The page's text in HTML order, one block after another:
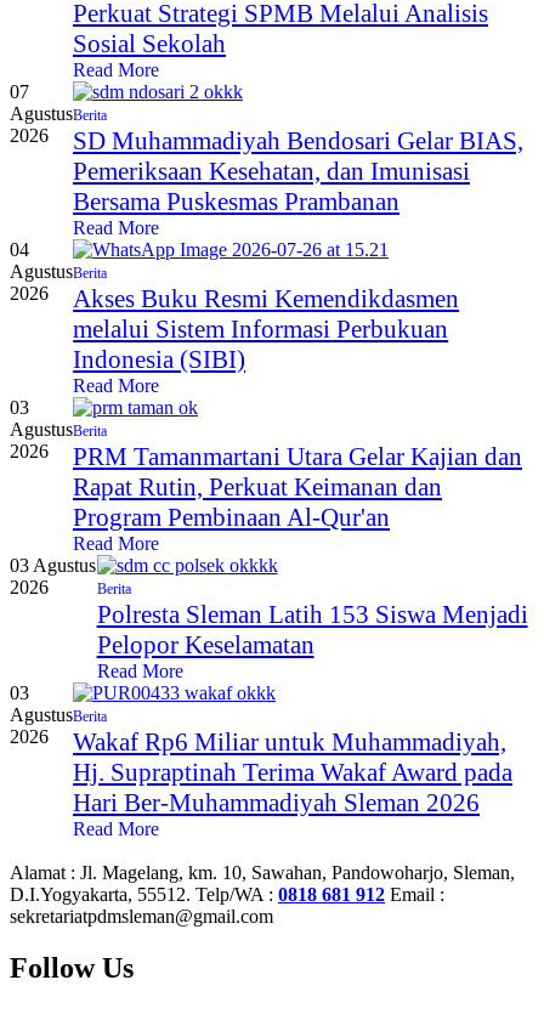
Perkuat Strategi SPMB Melalui Analisis
Sosial Sekolah
Read More
07
Agustus
2026
Berita
SD Muhammadiyah Bendosari Gelar BIAS,
Pemeriksaan Kesehatan, dan Imunisasi
Bersama Puskesmas Prambanan
Read More
04
Agustus
2026
Berita
Akses Buku Resmi Kemendikdasmen
melalui Sistem Informasi Perbukuan
Indonesia (SIBI)
Read More
03
Agustus
2026
Berita
PRM Tamanmartani Utara Gelar Kajian dan
Rapat Rutin, Perkuat Keimanan dan
Program Pembinaan Al-Qur'an
Read More
03 Agustus
2026
Berita
Polresta Sleman Latih 153 Siswa Menjadi
Pelopor Keselamatan
Read More
03
Agustus
2026
Berita
Wakaf Rp6 Miliar untuk Muhammadiyah,
Hj. Supraptinah Terima Wakaf Award pada
Hari Ber-Muhammadiyah Sleman 2026
Read More
Alamat : Jl. Magelang, km. 10, Sawahan, Pandowoharjo, Sleman,
D.I.Yogyakarta, 55512. Telp/WA : 0818 681 912 Email :
sekretariatpdmsleman@gmail.com
Follow Us